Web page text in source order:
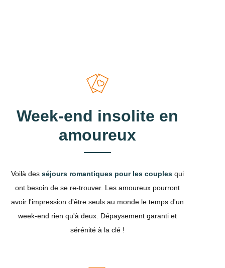
Week-end insolite en
amoureux
Voilà des séjours romantiques pour les couples qui
ont besoin de se re-trouver. Les amoureux pourront
avoir l'impression d'être seuls au monde le temps d'un
week-end rien qu'à deux. Dépaysement garanti et
sérénité à la clé !